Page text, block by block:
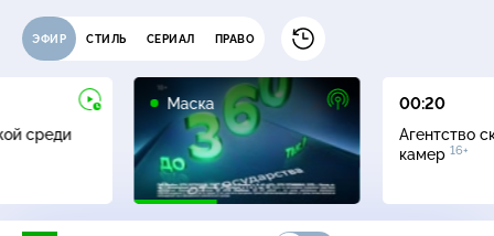
ЭФИР СТИЛЬ СЕРИАЛ ПРАВО
среди
Маска
12+
00:20
Агентство
камер 16+